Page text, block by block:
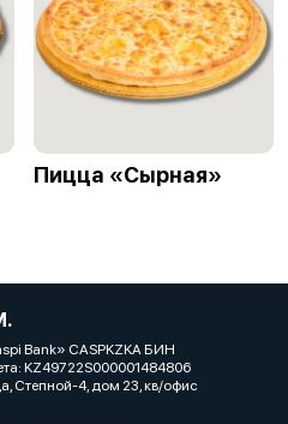
Пицца «Сырная»
Bank» CASPKZKA БИН
KZ49722S000001484806
Степной-4, дом 23, кв/офис